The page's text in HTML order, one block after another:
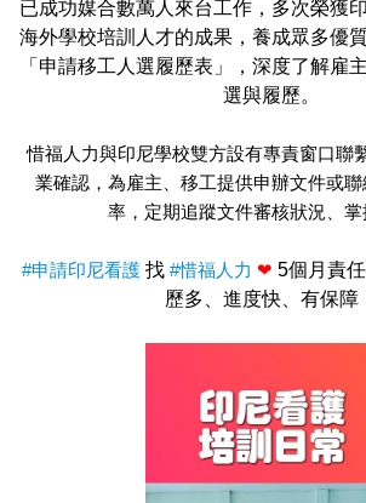
已成功媒合數萬人來台工作，多次榮獲
海外學校培訓人才的成果，養成眾多優
「申請移工人選履歷表」，深度了解雇
選與履歷。
惜福人力與印尼學校雙方設有專責窗口聯
業確認，為雇主、移工提供申辦文件或
率 ，定期追蹤文件審核狀況、掌
#申請印尼看護 找 #惜福人力 ❤ 5個月責
歷多、進度快、有保障